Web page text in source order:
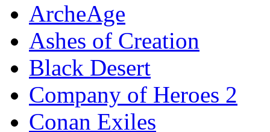
ArcheAge
Ashes of Creation
Black Desert
Company of Heroes 2
Conan Exiles